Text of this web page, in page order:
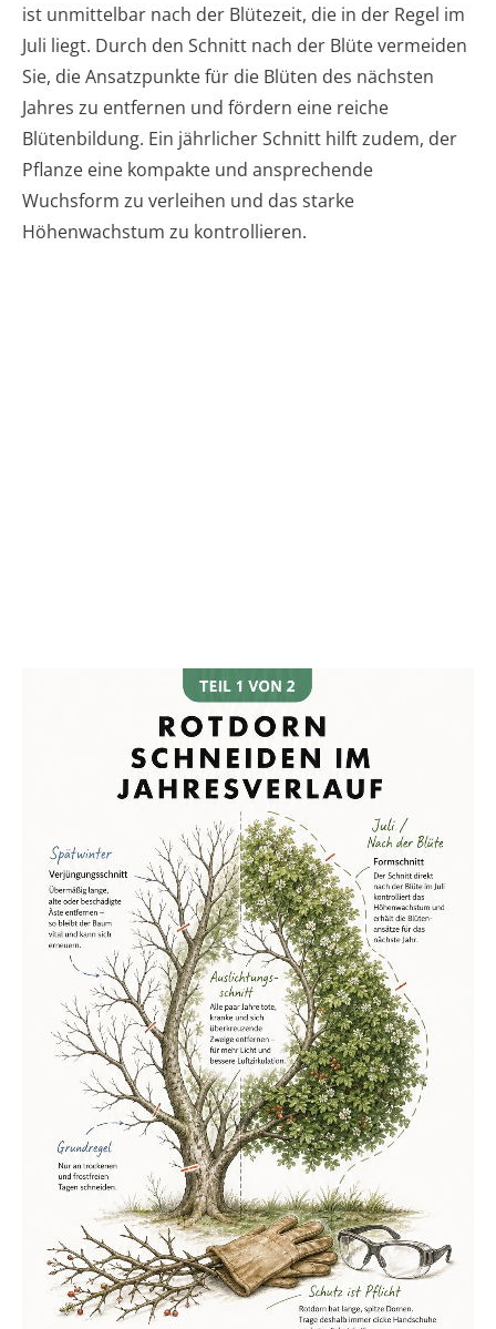
ist unmittelbar nach der Blütezeit, die in der Regel im
Juli liegt. Durch den Schnitt nach der Blüte vermeiden
Sie, die Ansatzpunkte für die Blüten des nächsten
Jahres zu entfernen und fördern eine reiche
Blütenbildung. Ein jährlicher Schnitt hilft zudem, der
Pflanze eine kompakte und ansprechende
Wuchsform zu verleihen und das starke
Höhenwachstum zu kontrollieren.